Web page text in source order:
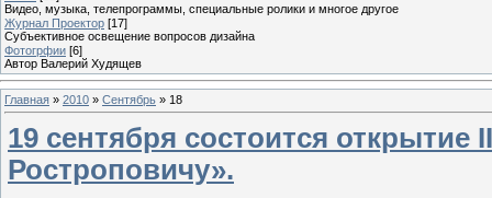
Видео, музыка, телепрограммы, специальные ролики и многое другое
Журнал Проектор [17]
Субъективное освещение вопросов дизайна
Фотогрфии [6]
Автор Валерий Худящев
Главная » 2010 » Сентябрь » 18
19 сентября состоится
Ростроповичу».